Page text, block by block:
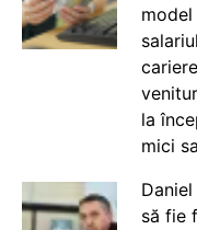
la
mici
să fie